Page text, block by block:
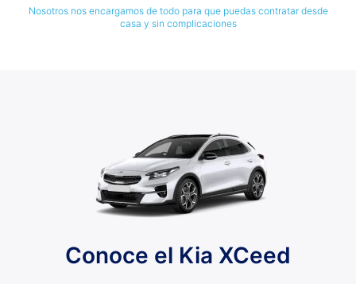
Nosotros nos encargamos de todo para que puedas contratar desde
casa y sin complicaciones
Conoce el Kia XCeed